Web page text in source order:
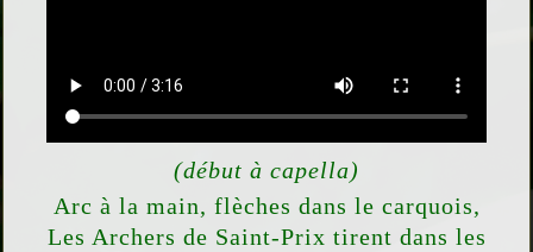
(début à capella)
Arc à la main, flèches dans le carquois,
Les Archers de Saint-Prix tirent dans les